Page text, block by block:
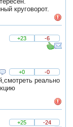
круговорот.
+23
-6
+0 -0
реально
+25
-24